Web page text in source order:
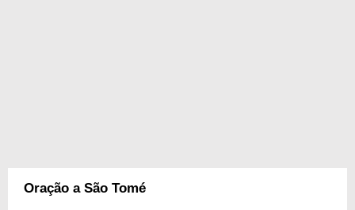
Oração a São Tomé